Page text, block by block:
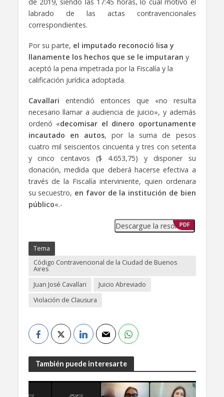
de 2019, siendo las 17:45 horas, lo cual motivó el
labrado de las actas contravencionales
correspondientes.
Por su parte, el imputado reconoció lisa y
llanamente los hechos que se le imputaran y
aceptó la pena impetrada por la Fiscalía y la
calificación jurídica adoptada.
Cavallari entendió entonces que «no resulta
necesario llamar a audiencia de juicio», y además
ordenó «decomisar el dinero oportunamente
incautado en autos, por la suma de pesos
cuatro mil seiscientos cincuenta y tres con setenta
y cinco centavos ($ 4.653,75) y disponer su
donación, medida que deberá hacerse efectiva a
través de la Fiscalía interviniente, quien ordenara
su secuestro, en favor de la institución de bien
público«.-
Descargue la resolución
PDF
Tema
Código Contravencional de la Ciudad de Buenos
Aires
Juan José Cavallari
Juicio Abreviado
Violación de Clausura
También puede interesarte